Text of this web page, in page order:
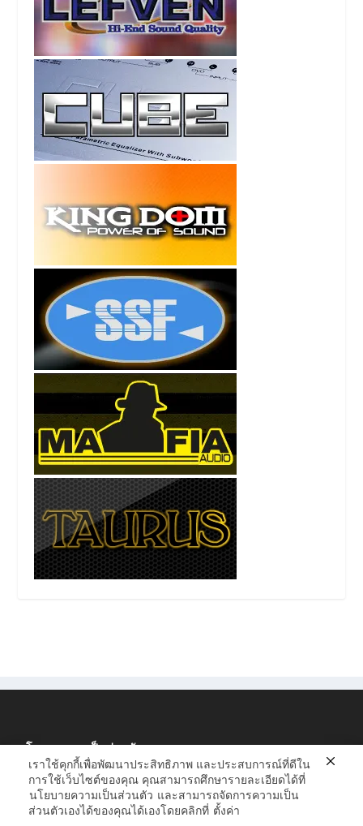
นโยบายความเป็นส่วนตัว
เราใช้คุกกี้เพื่อพัฒนาประสิทธิภาพ และประสบการณ์ที่ดีใน
การใช้เว็บไซต์ของคุณ คุณสามารถศึกษารายละเอียดได้ที่
นโยบายความเป็นส่วนตัว และสามารถจัดการความเป็น
ส่วนตัวเองได้ของคุณได้เองโดยคลิกที่ ตั้งค่า